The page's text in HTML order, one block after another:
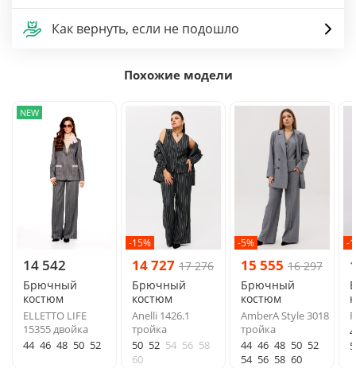
Как вернуть, если не подошло
Похожие модели
NEW
14 542
Брючный
костюм
ELLETTO LIFE
15355 двойка
44 46 48 50 52
-15%
14 727 17 276
Брючный
костюм
Anelli 1426.1
тройка
50 52 54 56 58
60
-5%
15 555 16 297
Брючный
костюм
AmberA Style 3018
тройка
44 46 48 50 52
54 56 58 60
-